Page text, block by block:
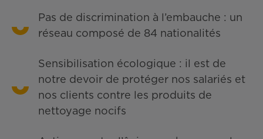
Pas de discrimination à l’embauche : un
réseau composé de 84 nationalités
Sensibilisation écologique : il est de
notre devoir de protéger nos salariés et
nos clients contre les produits de
nettoyage nocifs